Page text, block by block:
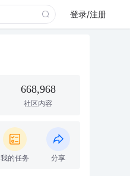
登录/注册
668,968
社区内容
我的任务 分享